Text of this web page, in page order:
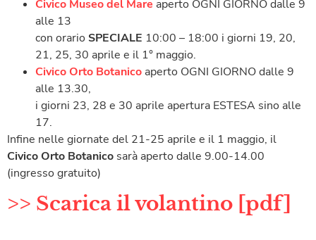
Civico Museo del Mare aperto OGNI GIORNO dalle 9
alle 13
con orario SPECIALE 10:00 – 18:00 i giorni 19, 20,
21, 25, 30 aprile e il 1° maggio.
Civico Orto Botanico aperto OGNI GIORNO dalle 9
alle 13.30,
i giorni 23, 28 e 30 aprile apertura ESTESA sino alle
17.
Infine nelle giornate del 21-25 aprile e il 1 maggio, il
Civico Orto Botanico sarà aperto dalle 9.00-14.00
(ingresso gratuito)
>> Scarica il volantino [pdf]